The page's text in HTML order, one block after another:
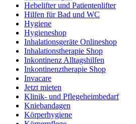
Hebelifter und Patientenlifter
Hilfen für Bad und WC
Hygiene
Hygieneshop
Inhalationsgeräte Onlineshop
Inhalationstherapie Shop
Inkontinenz Alltagshilfen
Inkontinenztherapie Shop
Invacare
Jetzt mieten
Klinik- und Pflegeheimbedarf
Kniebandagen
Körperhygiene